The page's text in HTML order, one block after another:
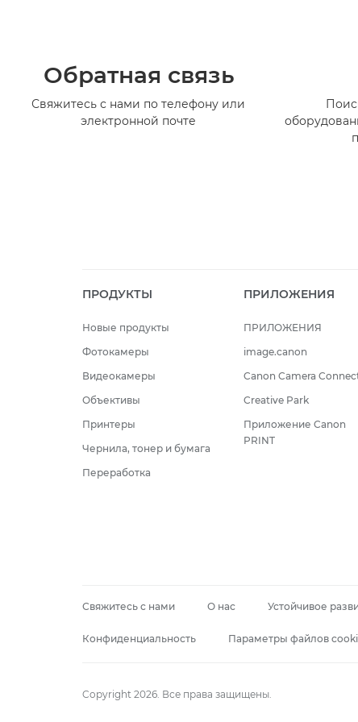
Обратная связь
Свяжитесь с нами по телефону или
электронной почте
ПРОДУКТЫ
Новые продукты
Фотокамеры
Видеокамеры
Объективы
Принтеры
Чернила, тонер и бумага
Переработка
ПРИЛОЖЕНИЯ
ПРИЛОЖЕНИЯ
image.canon
Canon Camera
Creative Park
Приложение Canon
PRINT
Свяжитесь с нами О нас Устойчивое
Конфиденциальность Параметры файлов
Copyright 2026. Все права защищены.